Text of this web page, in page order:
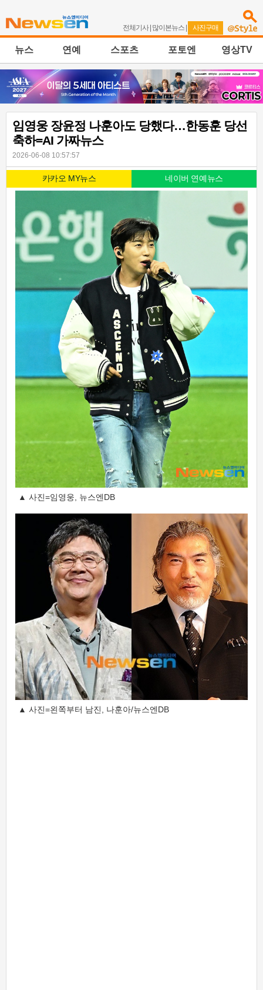
전체기사| 많이본뉴스 | 사진구매
뉴스 연예 스포츠 포토엔 영상TV
임영웅 장윤정 나훈아도 당했다…한동훈 당선
축하=AI 가짜뉴스
2026-06-08 10:57:57
카카오 MY뉴스 네이버 연예뉴스
▲ 사진=임영웅, 뉴스엔DB
▲ 사진=왼쪽부터 남진, 나훈아/뉴스엔DB